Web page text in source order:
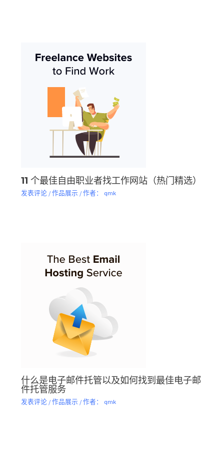
11 个最佳自由职业者找工作网站（热门精选）
发表评论 /作品展示 / 作者： qmk
什么是电子邮件托管以及如何找到最佳电子邮
件托管服务
发表评论 /作品展示 / 作者： qmk